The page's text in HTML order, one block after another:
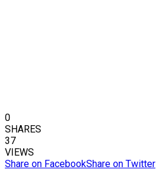
0
SHARES
37
VIEWS
Share on FacebookShare on Twitter